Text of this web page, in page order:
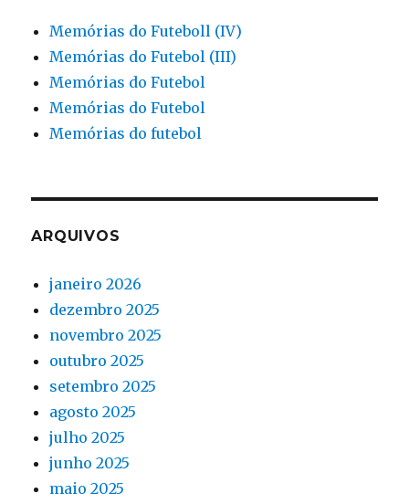
Memórias do Futeboll (IV)
Memórias do Futebol (III)
Memórias do Futebol
Memórias do Futebol
Memórias do futebol
ARQUIVOS
janeiro 2026
dezembro 2025
novembro 2025
outubro 2025
setembro 2025
agosto 2025
julho 2025
junho 2025
maio 2025